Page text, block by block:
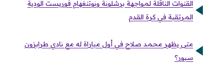
القنوات الناقلة لمواجهة برشلونة ونوتنغهام فوريست الودية
المرتقبة في كرة القدم
متى يظهر محمد صلاح في أول مباراة له مع نادي طرابزون
سبور؟